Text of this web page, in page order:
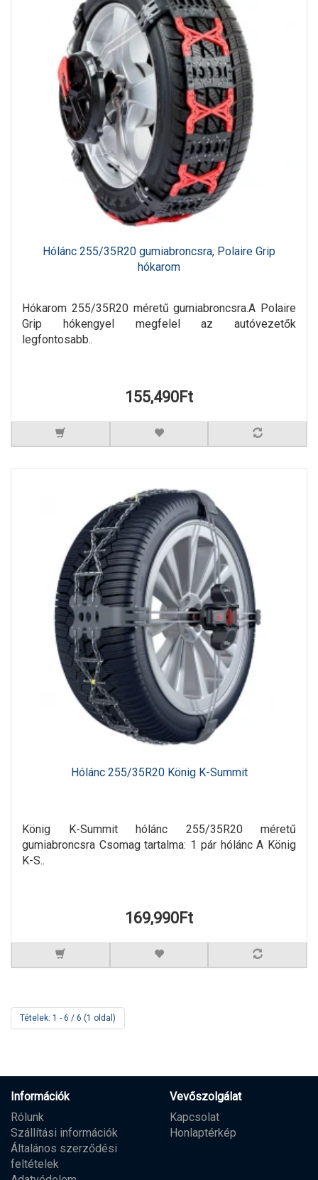
Hólánc 255/35R20 gumiabroncsra, Polaire Grip
hókarom
Hókarom 255/35R20 méretű gumiabroncsra.A Polaire
Grip hókengyel megfelel az autóvezetők
legfontosabb..
155,490Ft
Hólánc 255/35R20 König K-Summit
König K-Summit hólánc 255/35R20 méretű
gumiabroncsra Csomag tartalma: 1 pár hólánc A König
K-S..
169,990Ft
Tételek: 1 - 6 / 6 (1 oldal)
Információk
Rólunk
Szállítási információk
Általános szerződési
feltételek
Vevőszolgálat
Kapcsolat
Honlaptérkép